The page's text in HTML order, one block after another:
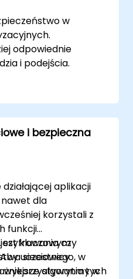
w
odpowiednie
i podejścia.
i bezpieczna
aplikacji
dla
korzystali z
funkcji
czy
uczestnicy
wykorzystywania tych
kluczowym
sieciowego, w
algorytmy w